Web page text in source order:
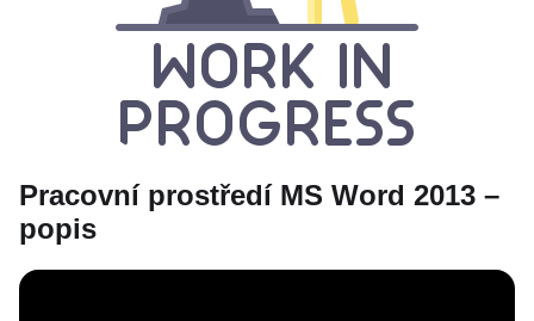
Pracovní prostředí MS Word 2013 –
popis